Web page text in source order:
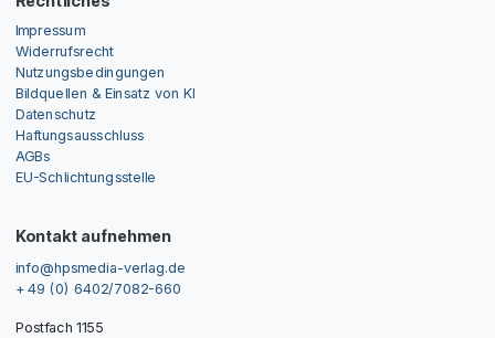
Impressum
Widerrufsrecht
Nutzungsbedingungen
Bildquellen & Einsatz von KI
Datenschutz
Haftungsausschluss
AGBs
EU-Schlichtungsstelle
Kontakt aufnehmen
info@hpsmedia-verlag.de
+ 49 (0) 6402/7082-660
Postfach 1155